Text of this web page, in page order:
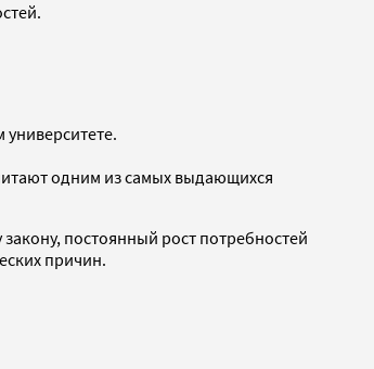
одним из самых выдающихся
постоянный рост потребностей
причин.